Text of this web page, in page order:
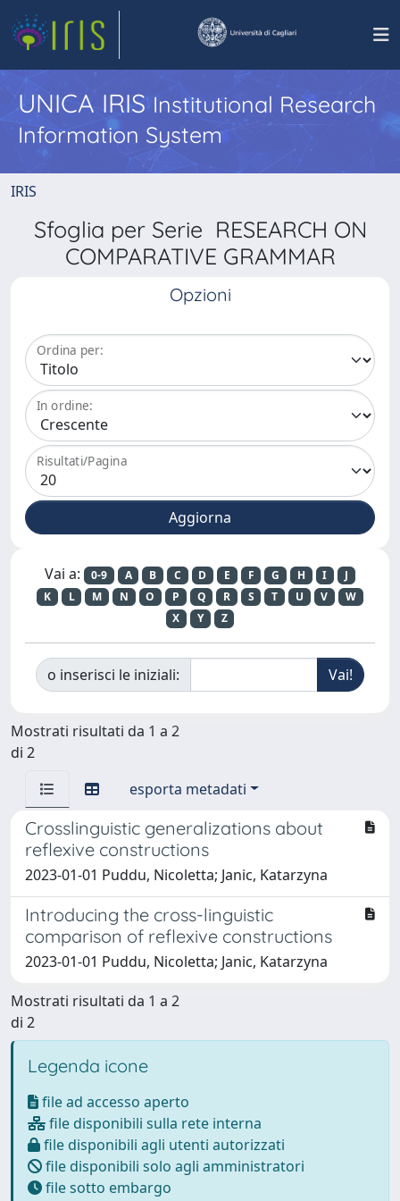
UNICA IRISInstitutional Research
Information System
IRIS
Sfoglia per Serie RESEARCH ON
COMPARATIVE GRAMMAR
Opzioni
Ordina per:
In ordine:
Risultati/Pagina
Vai a: 0-9 A B C D E F G H I
J
K
L M N O P Q R S T U V
W
X
Y Z
o inserisci le iniziali:
Mostrati risultati da 1 a 2
di 2
esporta metadati
Crosslinguistic generalizations about
reflexive constructions
2023-01-01 Puddu, Nicoletta; Janic, Katarzyna
Introducing the cross-linguistic
comparison of reflexive constructions
2023-01-01 Puddu, Nicoletta; Janic, Katarzyna
Mostrati risultati da 1 a 2
di 2
Legenda icone
file ad accesso aperto
file disponibili sulla rete interna
file disponibili agli utenti autorizzati
file disponibili solo agli amministratori
file sotto embargo